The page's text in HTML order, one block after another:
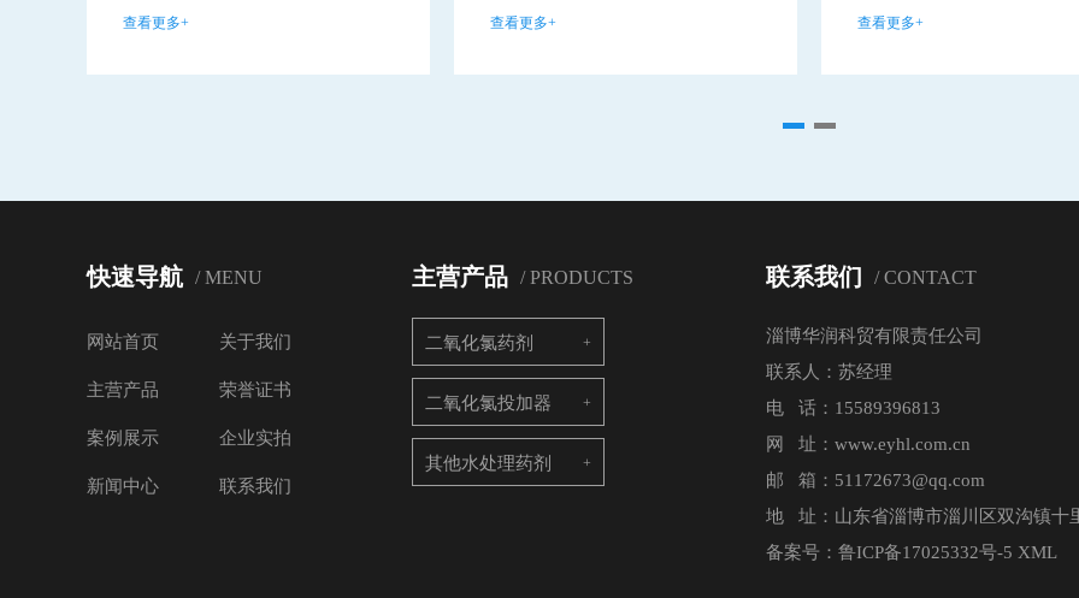
查看更多+ 查看更多+ 查看更多+
快速导航 / MENU
网站首页 关于我们
主营产品 荣誉证书
案例展示 企业实拍
新闻中心 联系我们
主营产品 / PRODUCTS
二氧化氯药剂
二氧化氯投加器
其他水处理药剂
联系我们 / CONTACT
淄博华润科贸有限责任公司
联系人：苏经理
电 话：15589396813
网 址：www.eyhl.com.cn
邮 箱：51172673@qq.com
地 址：山东省淄博市淄川区双沟镇十
备案号： 鲁ICP备17025332号-5 XML